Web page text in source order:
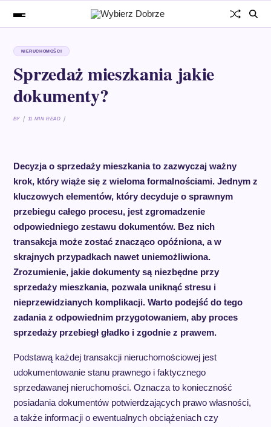
NIERUCHOMOŚCI
Sprzedaż mieszkania jakie
dokumenty?
BY 11 MIN READ
Decyzja o sprzedaży mieszkania to zazwyczaj ważny
krok, który wiąże się z wieloma formalnościami. Jednym z
kluczowych elementów, który decyduje o sprawnym
przebiegu całego procesu, jest zgromadzenie
odpowiedniego zestawu dokumentów. Bez nich
transakcja może zostać znacząco opóźniona, a w
skrajnych przypadkach nawet uniemożliwiona.
Zrozumienie, jakie dokumenty są niezbędne przy
sprzedaży mieszkania, pozwala uniknąć stresu i
nieprzewidzianych komplikacji. Warto podejść do tego
zadania z odpowiednim przygotowaniem, aby proces
sprzedaży przebiegł gładko i zgodnie z prawem.
Podstawą każdej transakcji nieruchomościowej jest
udokumentowanie stanu prawnego i faktycznego
sprzedawanej nieruchomości. Oznacza to konieczność
posiadania dokumentów potwierdzających prawo własności,
a także informacji o ewentualnych obciążeniach czy